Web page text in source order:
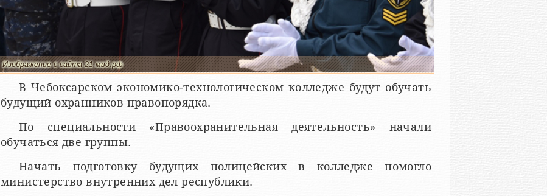
Изображение с сайта 21.мвд.рф
В Чебоксарском экономико-технологическом колледже будут обучать
будущий охранников правопорядка.
По специальности «Правоохранительная деятельность» начали
обучаться две группы.
Начать подготовку будущих полицейских в колледже помогло
министерство внутренних дел республики.